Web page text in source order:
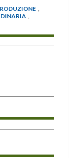
,
,